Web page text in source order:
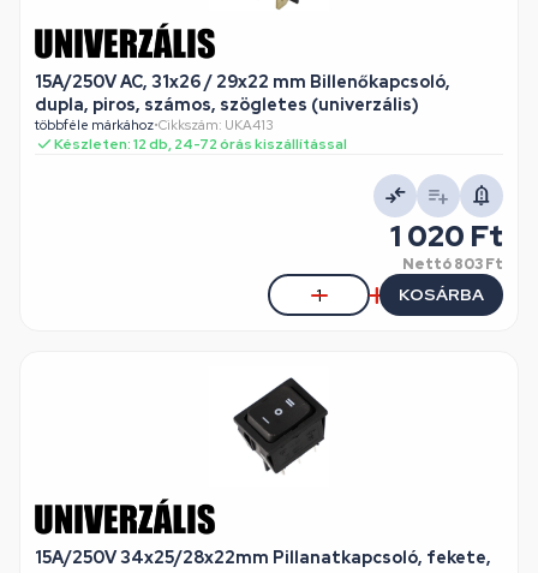
15A/250V AC, 31x26 / 29x22 mm Billenőkapcsoló,
dupla, piros, számos, szögletes (univerzális)
többféle márkához•Cikkszám: UKA413
Készleten: 12 db, 24-72 órás kiszállítással
1 020 Ft
Nettó803 Ft
KOSÁRBA
15A/250V 34x25/28x22mm Pillanatkapcsoló, fekete,